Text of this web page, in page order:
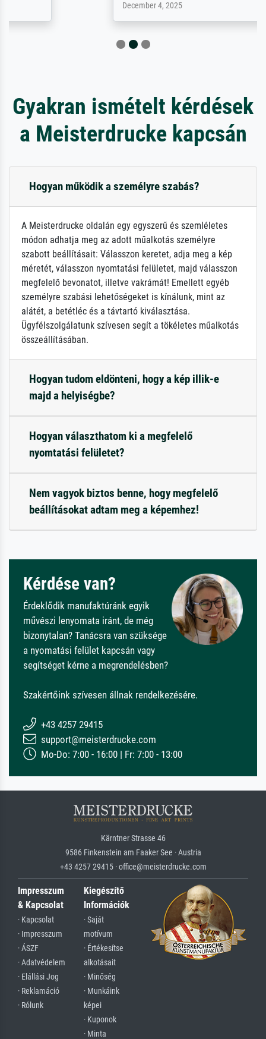
Gyakran ismételt kérdések
a Meisterdrucke kapcsán
Hogyan működik a személyre szabás?
A Meisterdrucke oldalán egy egyszerű és szemléletes
módon adhatja meg az adott műalkotás személyre
szabott beállításait: Válasszon keretet, adja meg a kép
méretét, válasszon nyomtatási felületet, majd válasszon
megfelelő bevonatot, illetve vakrámát! Emellett egyéb
személyre szabási lehetőségeket is kínálunk, mint az
alátét, a betétléc és a távtartó kiválasztása.
Ügyfélszolgálatunk szívesen segít a tökéletes műalkotás
összeállításában.
Hogyan tudom eldönteni, hogy a kép illik-e
majd a helyiségbe?
Hogyan választhatom ki a megfelelő
nyomtatási felületet?
Nem vagyok biztos benne, hogy megfelelő
beállításokat adtam meg a képemhez!
Kérdése van?
Érdeklődik manufaktúránk egyik
művészi lenyomata iránt, de még
bizonytalan? Tanácsra van szüksége
a nyomatási felület kapcsán vagy
segítséget kérne a megrendelésben?
Szakértőink szívesen állnak rendelkezésére.
+43 4257 29415
support@meisterdrucke.com
Mo-Do: 7:00 - 16:00 | Fr: 7:00 - 13:00
Kärntner Strasse 46
9586 Finkenstein am Faaker See · Austria
+43 4257 29415 · office@meisterdrucke.com
Impresszum
& Kapcsolat
· Kapcsolat
· Impresszum
· ÁSZF
· Adatvédelem
· Elállási Jog
· Reklamáció
· Rólunk
Kiegészítő
Információk
· Saját
motívum
· Értékesítse
alkotásait
· Minőség
· Munkáink
képei
· Kuponok
· Minta